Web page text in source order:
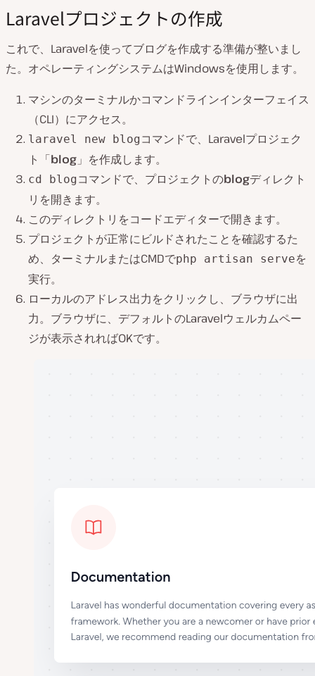
Laravelプロジェクトの作成
これで、Laravelを使ってブログを作成する準備が整いまし
た。オペレーティングシステムはWindowsを使用します。
マシンのターミナルかコマンドラインインターフェイス
（CLI）にアクセス。
laravel new blogコマンドで、Laravelプロジェク
ト「blog 」を作成します。
cd blogコマンドで、プロジェクトのblogディレクト
リを開きます。
このディレクトリをコードエディターで開きます。
プロジェクトが正常にビルドされたことを確認するた
め、ターミナルまたはCMDでphp artisan serveを
実行。
ローカルのアドレス出力をクリックし、ブラウザに出
力。ブラウザに、デフォルトのLaravelウェルカムペー
ジが表示されればOKです。